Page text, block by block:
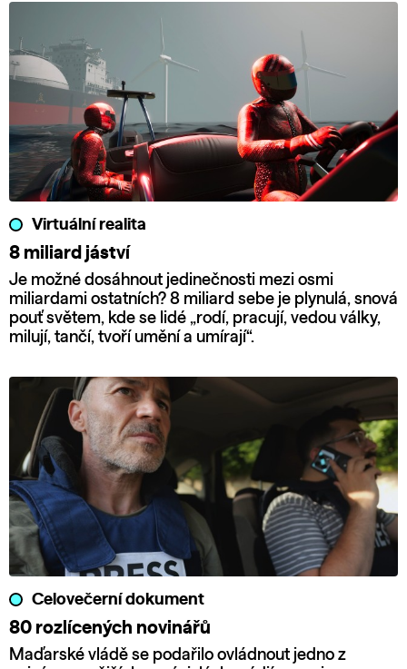
Virtuální realita
8 miliard jáství
Je možné dosáhnout jedinečnosti mezi osmi
miliardami ostatních? 8 miliard sebe je plynulá, snová
pouť světem, kde se lidé „rodí, pracují, vedou války,
milují, tančí, tvoří umění a umírají“.
Celovečerní dokument
80 rozlícených novinářů
Maďarské vládě se podařilo ovládnout jedno z